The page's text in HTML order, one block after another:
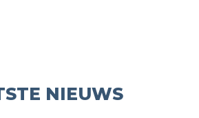
NIEUWS